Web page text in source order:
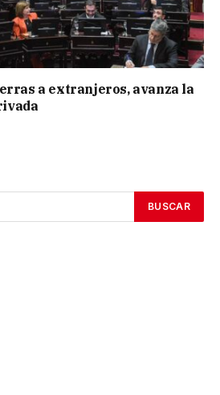
a extranjeros, avanza la